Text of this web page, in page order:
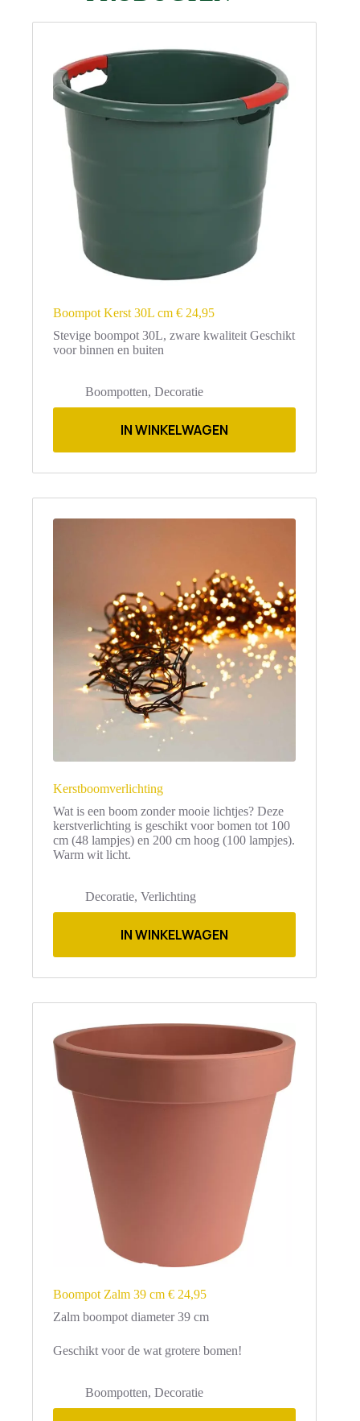
Boompot Kerst 30L cm € 24,95
Stevige boompot 30L, zware kwaliteit Geschikt
voor binnen en buiten
Boompotten, Decoratie
IN WINKELWAGEN
Kerstboomverlichting
Wat is een boom zonder mooie lichtjes? Deze
kerstverlichting is geschikt voor bomen tot 100
cm (48 lampjes) en 200 cm hoog (100 lampjes).
Warm wit licht.
Decoratie, Verlichting
IN WINKELWAGEN
variaties.
optie
gekozen
worden
op
de
productpagina
Boompot Zalm 39 cm € 24,95
Zalm boompot diameter 39 cm
Geschikt voor de wat grotere bomen!
Boompotten, Decoratie